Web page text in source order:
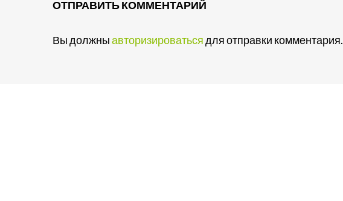
ОТПРАВИТЬ КОММЕНТАРИЙ
Вы должныавторизироватьсядля отправки комментария.